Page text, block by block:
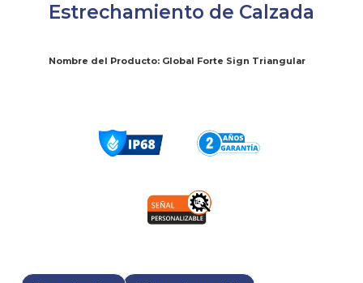
Estrechamiento de Calzada
Nombre del Producto: Global Forte Sign Triangular